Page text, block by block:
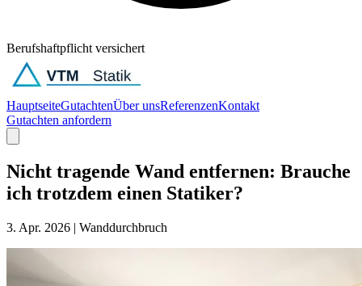
Berufshaftpflicht versichert
HauptseiteGutachtenÜber unsReferenzenKontakt
Gutachten anfordern
Nicht tragende Wand entfernen: Brauche
ich trotzdem einen Statiker?
3. Apr. 2026 | Wanddurchbruch